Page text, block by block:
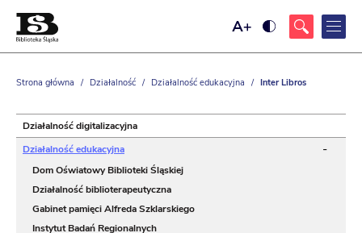
Ustaw
rozmiar
Ustaw
kontrast
z
żółtym
tekstu
Strona główna / Działalność / Działalność edukacyjna / Inter Libros
Działalność digitalizacyjna
Działalność edukacyjna
-
Dom Oświatowy Biblioteki Śląskiej
Działalność biblioterapeutyczna
Gabinet pamięci Alfreda Szklarskiego
Instytut Badań Regionalnych